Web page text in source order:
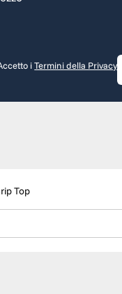
iTermini della Privacy
Top